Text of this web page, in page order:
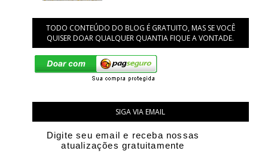
TODO CONTEÚDO DO BLOG É GRATUITO, MAS SE VOCÊ
QUISER DOAR QUALQUER QUANTIA FIQUE A VONTADE.
SIGA VIA EMAIL
Digite seu email e receba nossas
atualizações gratuitamente